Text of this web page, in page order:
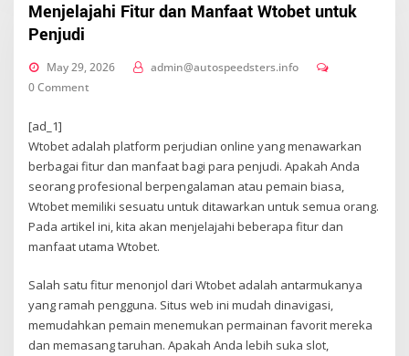
Menjelajahi Fitur dan Manfaat Wtobet untuk
Penjudi
May 29, 2026
admin@autospeedsters.info
0 Comment
[ad_1]
Wtobet adalah platform perjudian online yang menawarkan
berbagai fitur dan manfaat bagi para penjudi. Apakah Anda
seorang profesional berpengalaman atau pemain biasa,
Wtobet memiliki sesuatu untuk ditawarkan untuk semua orang.
Pada artikel ini, kita akan menjelajahi beberapa fitur dan
manfaat utama Wtobet.
Salah satu fitur menonjol dari Wtobet adalah antarmukanya
yang ramah pengguna. Situs web ini mudah dinavigasi,
memudahkan pemain menemukan permainan favorit mereka
dan memasang taruhan. Apakah Anda lebih suka slot,